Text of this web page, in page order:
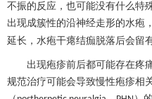
不振的反应，也可能没有什么特
出现成簇性的沿神经走形的水疱
延长，水疱干瘪结痂脱落后会留
出现疱疹前后都可能存在疼
规范治疗可能会导致慢性疱疹相